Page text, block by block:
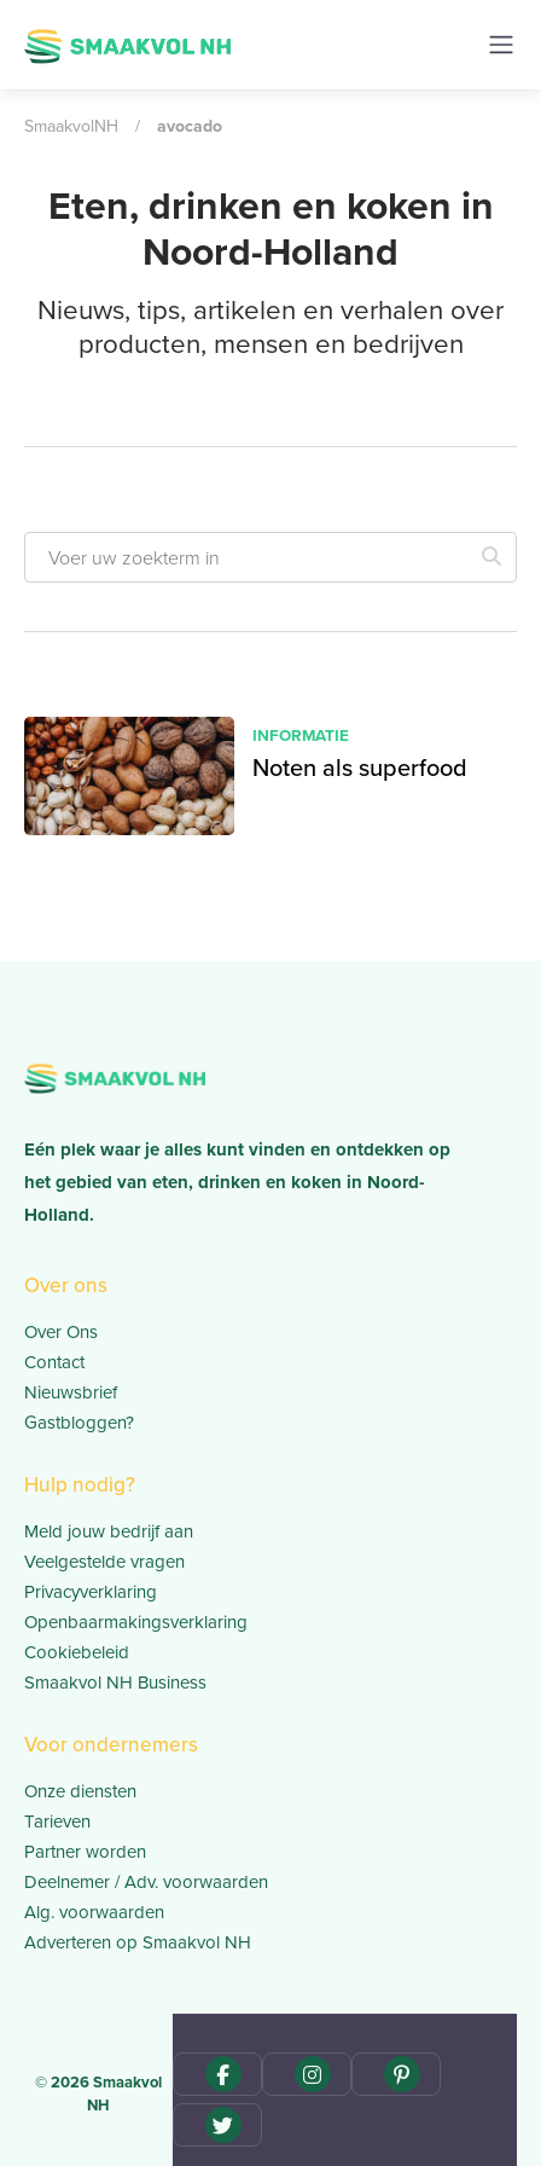
SmaakvolNH / avocado
Eten, drinken en koken in
Noord-Holland
Nieuws, tips, artikelen en verhalen over
producten, mensen en bedrijven
INFORMATIE
Noten als superfood
Eén plek waar je alles kunt vinden en ontdekken op
het gebied van eten, drinken en koken in Noord-
Holland.
Over ons
Over Ons
Contact
Nieuwsbrief
Gastbloggen?
Hulp nodig?
Meld jouw bedrijf aan
Veelgestelde vragen
Privacyverklaring
Openbaarmakingsverklaring
Cookiebeleid
Smaakvol NH Business
Voor ondernemers
Onze diensten
Tarieven
Partner worden
Deelnemer / Adv. voorwaarden
Alg. voorwaarden
Adverteren op Smaakvol NH
© 2026 Smaakvol
NH